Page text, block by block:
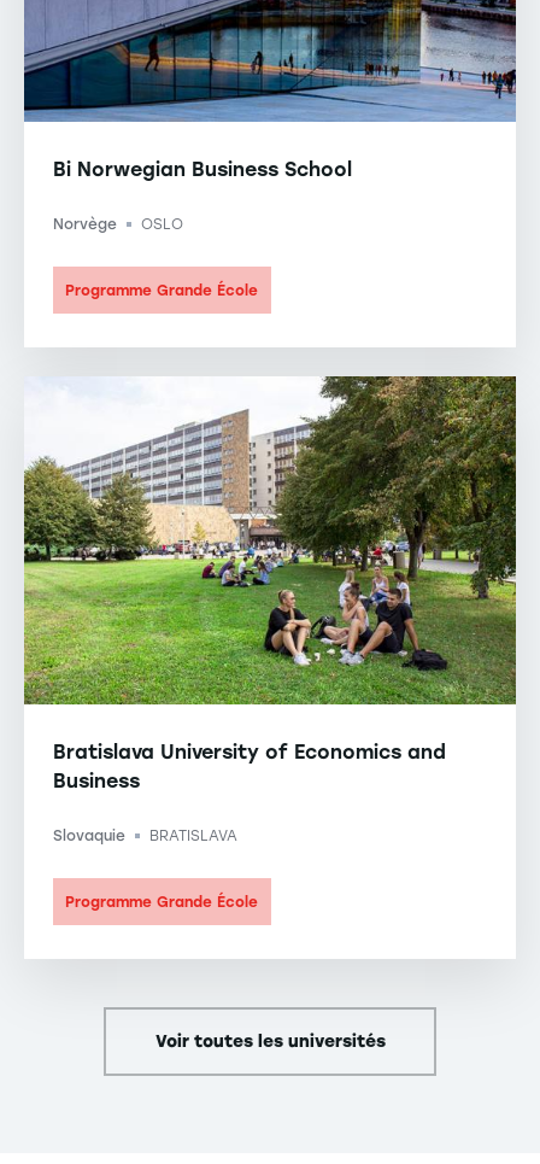
Bi Norwegian Business School
Norvège -OSLO
Programme Grande École
Bratislava University of Economics and
Business
Slovaquie -BRATISLAVA
Programme Grande École
Voir toutes les universités